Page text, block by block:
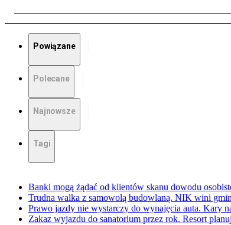
Powiązane
Polecane
Najnowsze
Tagi
Banki mogą żądać od klientów skanu dowodu
Trudna walka z samowolą budowlaną. NIK wini
Prawo jazdy nie wystarczy do wynajęcia auta. Kary
Zakaz wyjazdu do sanatorium przez rok. Resort